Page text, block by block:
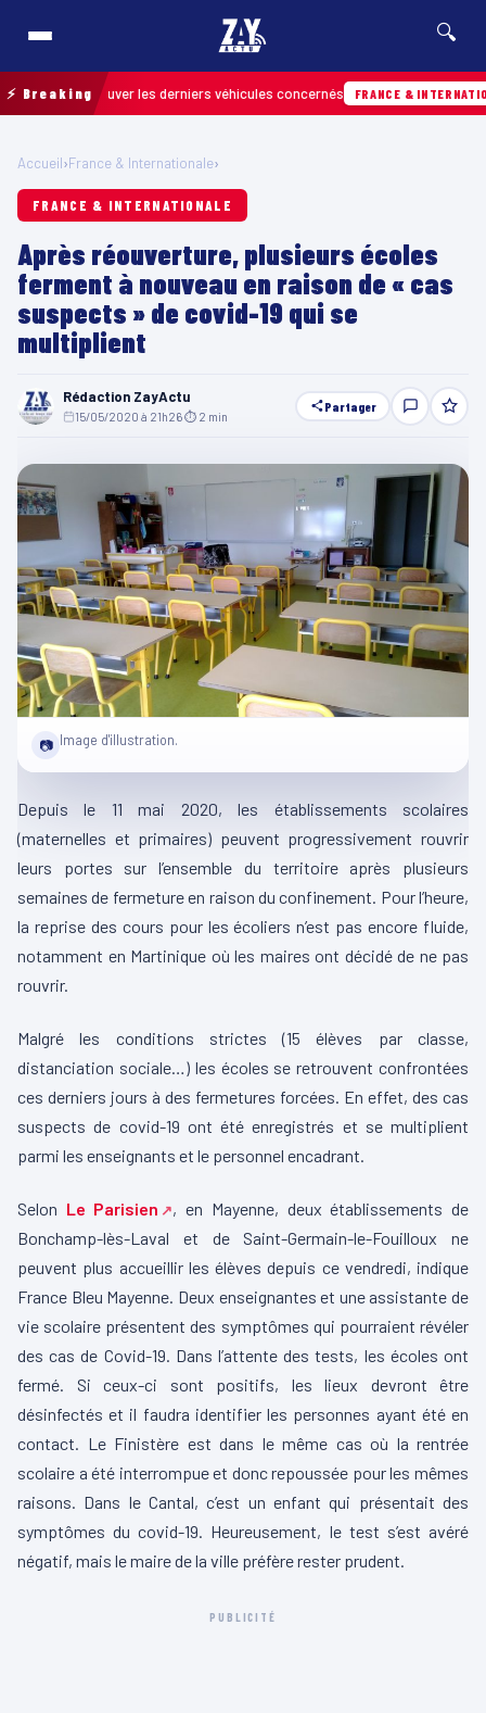
🔍
⚡ Breaking
retrouver les derniers véhicules concernés FRANCE & INTERNATIONALE
Accueil›France & Internationale›
FRANCE & INTERNATIONALE
Après réouverture, plusieurs écoles
ferment à nouveau en raison de « cas
suspects » de covid-19 qui se
multiplient
Rédaction ZayActu
15/05/2020 à 21h26⏱ 2 min
Partager
📷 Image d'illustration.
Depuis le 11 mai 2020, les établissements scolaires
(maternelles et primaires) peuvent progressivement rouvrir
leurs portes sur l’ensemble du territoire après plusieurs
semaines de fermeture en raison du confinement. Pour l’heure,
la reprise des cours pour les écoliers n’est pas encore fluide,
notamment en Martinique où les maires ont décidé de ne pas
rouvrir.
Malgré les conditions strictes (15 élèves par classe,
distanciation sociale…) les écoles se retrouvent confrontées
ces derniers jours à des fermetures forcées. En effet, des cas
suspects de covid-19 ont été enregistrés et se multiplient
parmi les enseignants et le personnel encadrant.
Selon Le Parisien
, en Mayenne, deux établissements de
Bonchamp-lès-Laval et de Saint-Germain-le-Fouilloux ne
peuvent plus accueillir les élèves depuis ce vendredi, indique
France Bleu Mayenne. Deux enseignantes et une assistante de
vie scolaire présentent des symptômes qui pourraient révéler
des cas de Covid-19. Dans l’attente des tests, les écoles ont
fermé. Si ceux-ci sont positifs, les lieux devront être
désinfectés et il faudra identifier les personnes ayant été en
contact. Le Finistère est dans le même cas où la rentrée
scolaire a été interrompue et donc repoussée pour les mêmes
raisons. Dans le Cantal, c’est un enfant qui présentait des
symptômes du covid-19. Heureusement, le test s’est avéré
négatif, mais le maire de la ville préfère rester prudent.
PUBLICITÉ